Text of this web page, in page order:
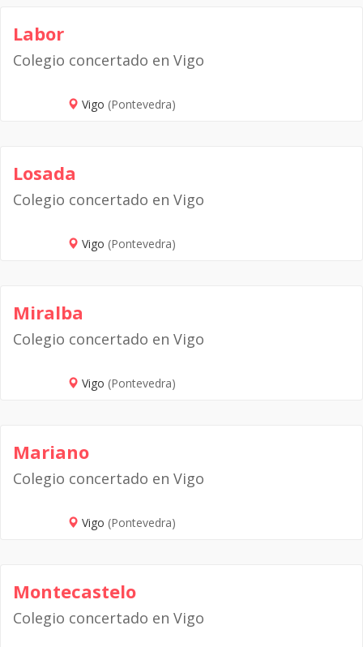
Labor
Colegio concertado en Vigo
Vigo (Pontevedra)
Losada
Colegio concertado en Vigo
Vigo (Pontevedra)
Miralba
Colegio concertado en Vigo
Vigo (Pontevedra)
Mariano
Colegio concertado en Vigo
Vigo (Pontevedra)
Montecastelo
Colegio concertado en Vigo